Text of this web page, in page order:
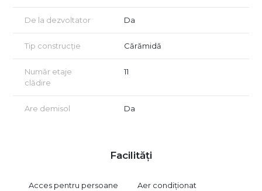
De la dezvoltator Da
Tip construcție Cărămidă
Număr etaje
clădire
11
Are demisol Da
Facilități
Acces pentru persoane
Aer condiționat